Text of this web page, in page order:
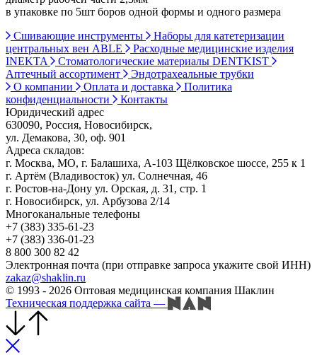
в упаковке по 5шт боров одной формы и одного размера
Сшивающие инструменты
Наборы для катетеризации
центральных вен ABLE
Расходные медицинские изделия
INEKTA
Стоматологические материалы DENTKIST
Аптечный ассортимент
Эндотрахеальные трубки
О компании
Оплата и доставка
Политика
конфиденциальности
Контакты
Юридический адрес
630090, Россия, Новосибирск,
ул. Демакова, 30, оф. 901
Адреса складов:
г. Москва, МО, г. Балашиха, А-103 Щёлковское шоссе, 255 к 1
г. Артём (Владивосток) ул. Солнечная, 46
г. Ростов-на-Дону ул. Орская, д. 31, стр. 1
г. Новосибирск, ул. Арбузова 2/14
Многоканальные телефоны
+7 (383) 335-61-23
+7 (383) 336-01-23
8 800 300 82 42
Электронная почта (при отправке запроса укажите свой ИНН)
zakaz@shaklin.ru
© 1993 - 2026 Оптовая медицинская компания Шаклин
Техническая поддержка сайта —